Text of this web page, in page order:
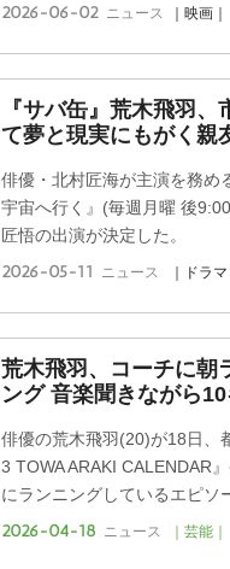
2026-06-02 ニュース ｜映画｜
『サバ缶』荒木飛羽
て夢と現実にもがく親
俳優・北村匠海が主演を務め
宇宙へ行く』(毎週月曜 後
匠悟の出演が決定した。
2026-05-11 ニュース ｜ドラマ
荒木飛羽、コーチに朝
ング 音楽聞きながら
俳優の荒木飛羽(20)が18日、
3 TOWA ARAKI CALENDAR
にランニングしているエピソ
2026-04-18 ニュース ｜芸能｜